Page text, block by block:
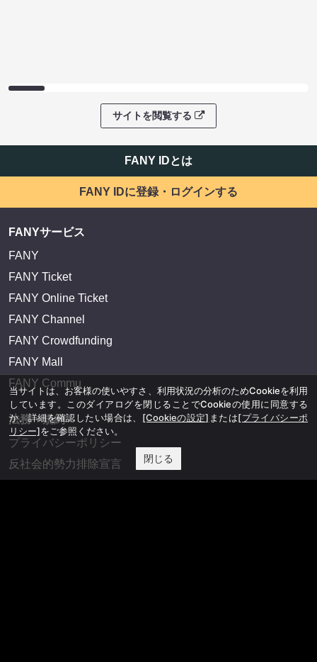
サイトを閲覧する
FANY IDとは
FANY IDに登録・ログインする
FANYサービス
FANY
FANY Ticket
FANY Online Ticket
FANY Channel
FANY Crowdfunding
FANY Mall
FANY Commu
法務・規約
プライバシーポリシー
反社会的勢力排除宣言
当サイトは、お客様の使いやすさ、利用状況の分析のためCookieを利用
しています。このダイアログを閉じることでCookieの使用に同意する
か、詳細を確認したい場合は、 [Cookieの設定] または[プライバシーポ
リシー]をご参照ください。
閉じる